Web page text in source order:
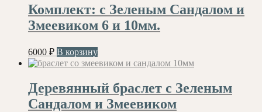
Комплект: с Зеленым Сандалом и
Змеевиком 6 и 10мм.
6000 ₽ В корзину
Деревянный браслет с Зеленым
Сандалом и Змеевиком